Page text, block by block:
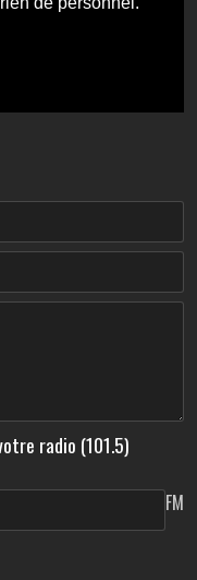
radio (101.5)
FM